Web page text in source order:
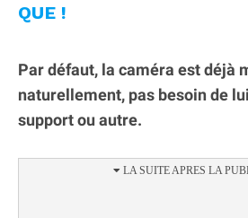
QUE !
Par défaut, la caméra est déjà
naturellement, pas besoin de
support ou autre.